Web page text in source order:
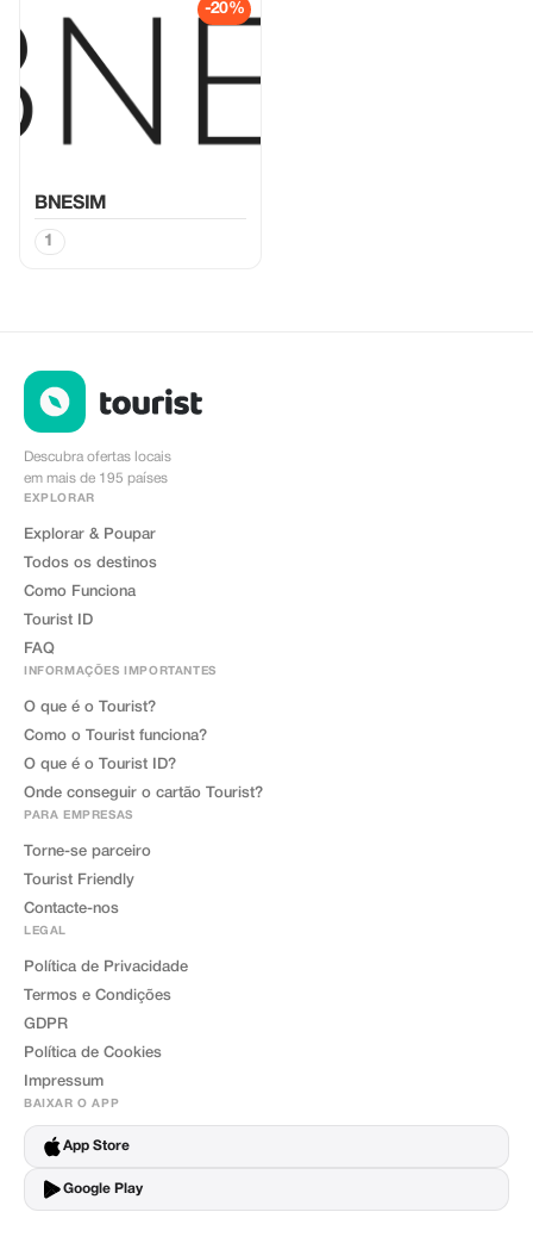
-20%
BNESIM
1
Descubra ofertas locais
em mais de 195 países
EXPLORAR
Explorar & Poupar
Todos os destinos
Como Funciona
Tourist ID
FAQ
INFORMAÇÕES IMPORTANTES
O que é o Tourist?
Como o Tourist funciona?
O que é o Tourist ID?
Onde conseguir o cartão Tourist?
PARA EMPRESAS
Torne-se parceiro
Tourist Friendly
Contacte-nos
LEGAL
Política de Privacidade
Termos e Condições
GDPR
Política de Cookies
Impressum
BAIXAR O APP
App Store
Google Play